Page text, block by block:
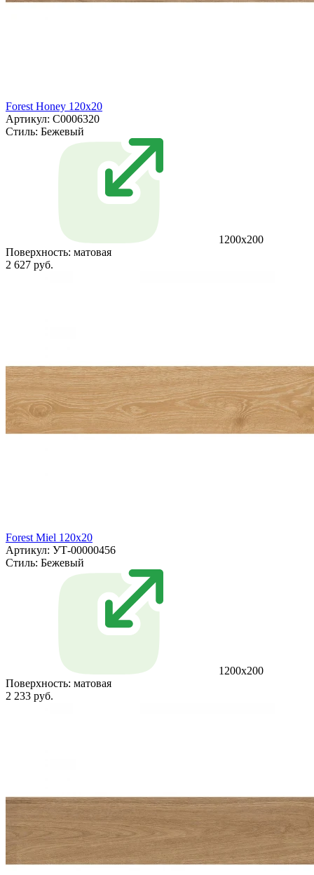
Forest Honey 120x20
Артикул: С0006320
Стиль: Бежевый
1200x200
Поверхность: матовая
2 627 руб.
Forest Miel 120x20
Артикул: УТ-00000456
Стиль: Бежевый
1200x200
Поверхность: матовая
2 233 руб.